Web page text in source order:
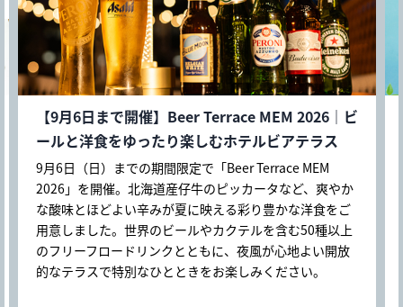
【8・9月開催】新作アフタヌーンティー Little
farm ～動物たちのティーパーティー～
季節ごとのテーマで、旬の美味しさと心満たされるひと
ときをお届けするANAクラウンプラザホテル札幌のアフ
タヌーンティー。今回のテーマは「Little farm ～動物た
ちのティーパーティー～」。青空のもと、小さな農場で
過ごす動物たちをモチーフにしたスイーツが登場しま
す。